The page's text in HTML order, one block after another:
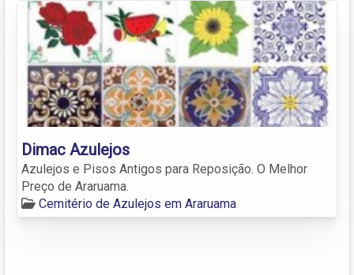
Dimac Azulejos
Azulejos e Pisos Antigos para Reposição. O Melhor
Preço de Araruama.
Cemitério de Azulejos em Araruama